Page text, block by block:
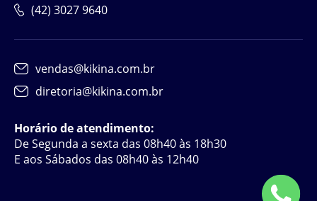
(42) 3027 9640
vendas@kikina.com.br
diretoria@kikina.com.br
Horário de atendimento:
De Segunda a sexta das 08h40 às 18h30
E aos Sábados das 08h40 às 12h40